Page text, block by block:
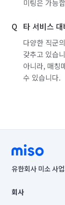
미팅은 가능
타 서비스
다양한 직군
갖추고 있습
아니라, 매칭
수 있습니다.
유한회사 미소 사
00019 |
회사